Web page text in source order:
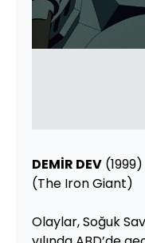
DEMİR DEV (1999)
(The Iron Giant)
Olaylar, Soğuk